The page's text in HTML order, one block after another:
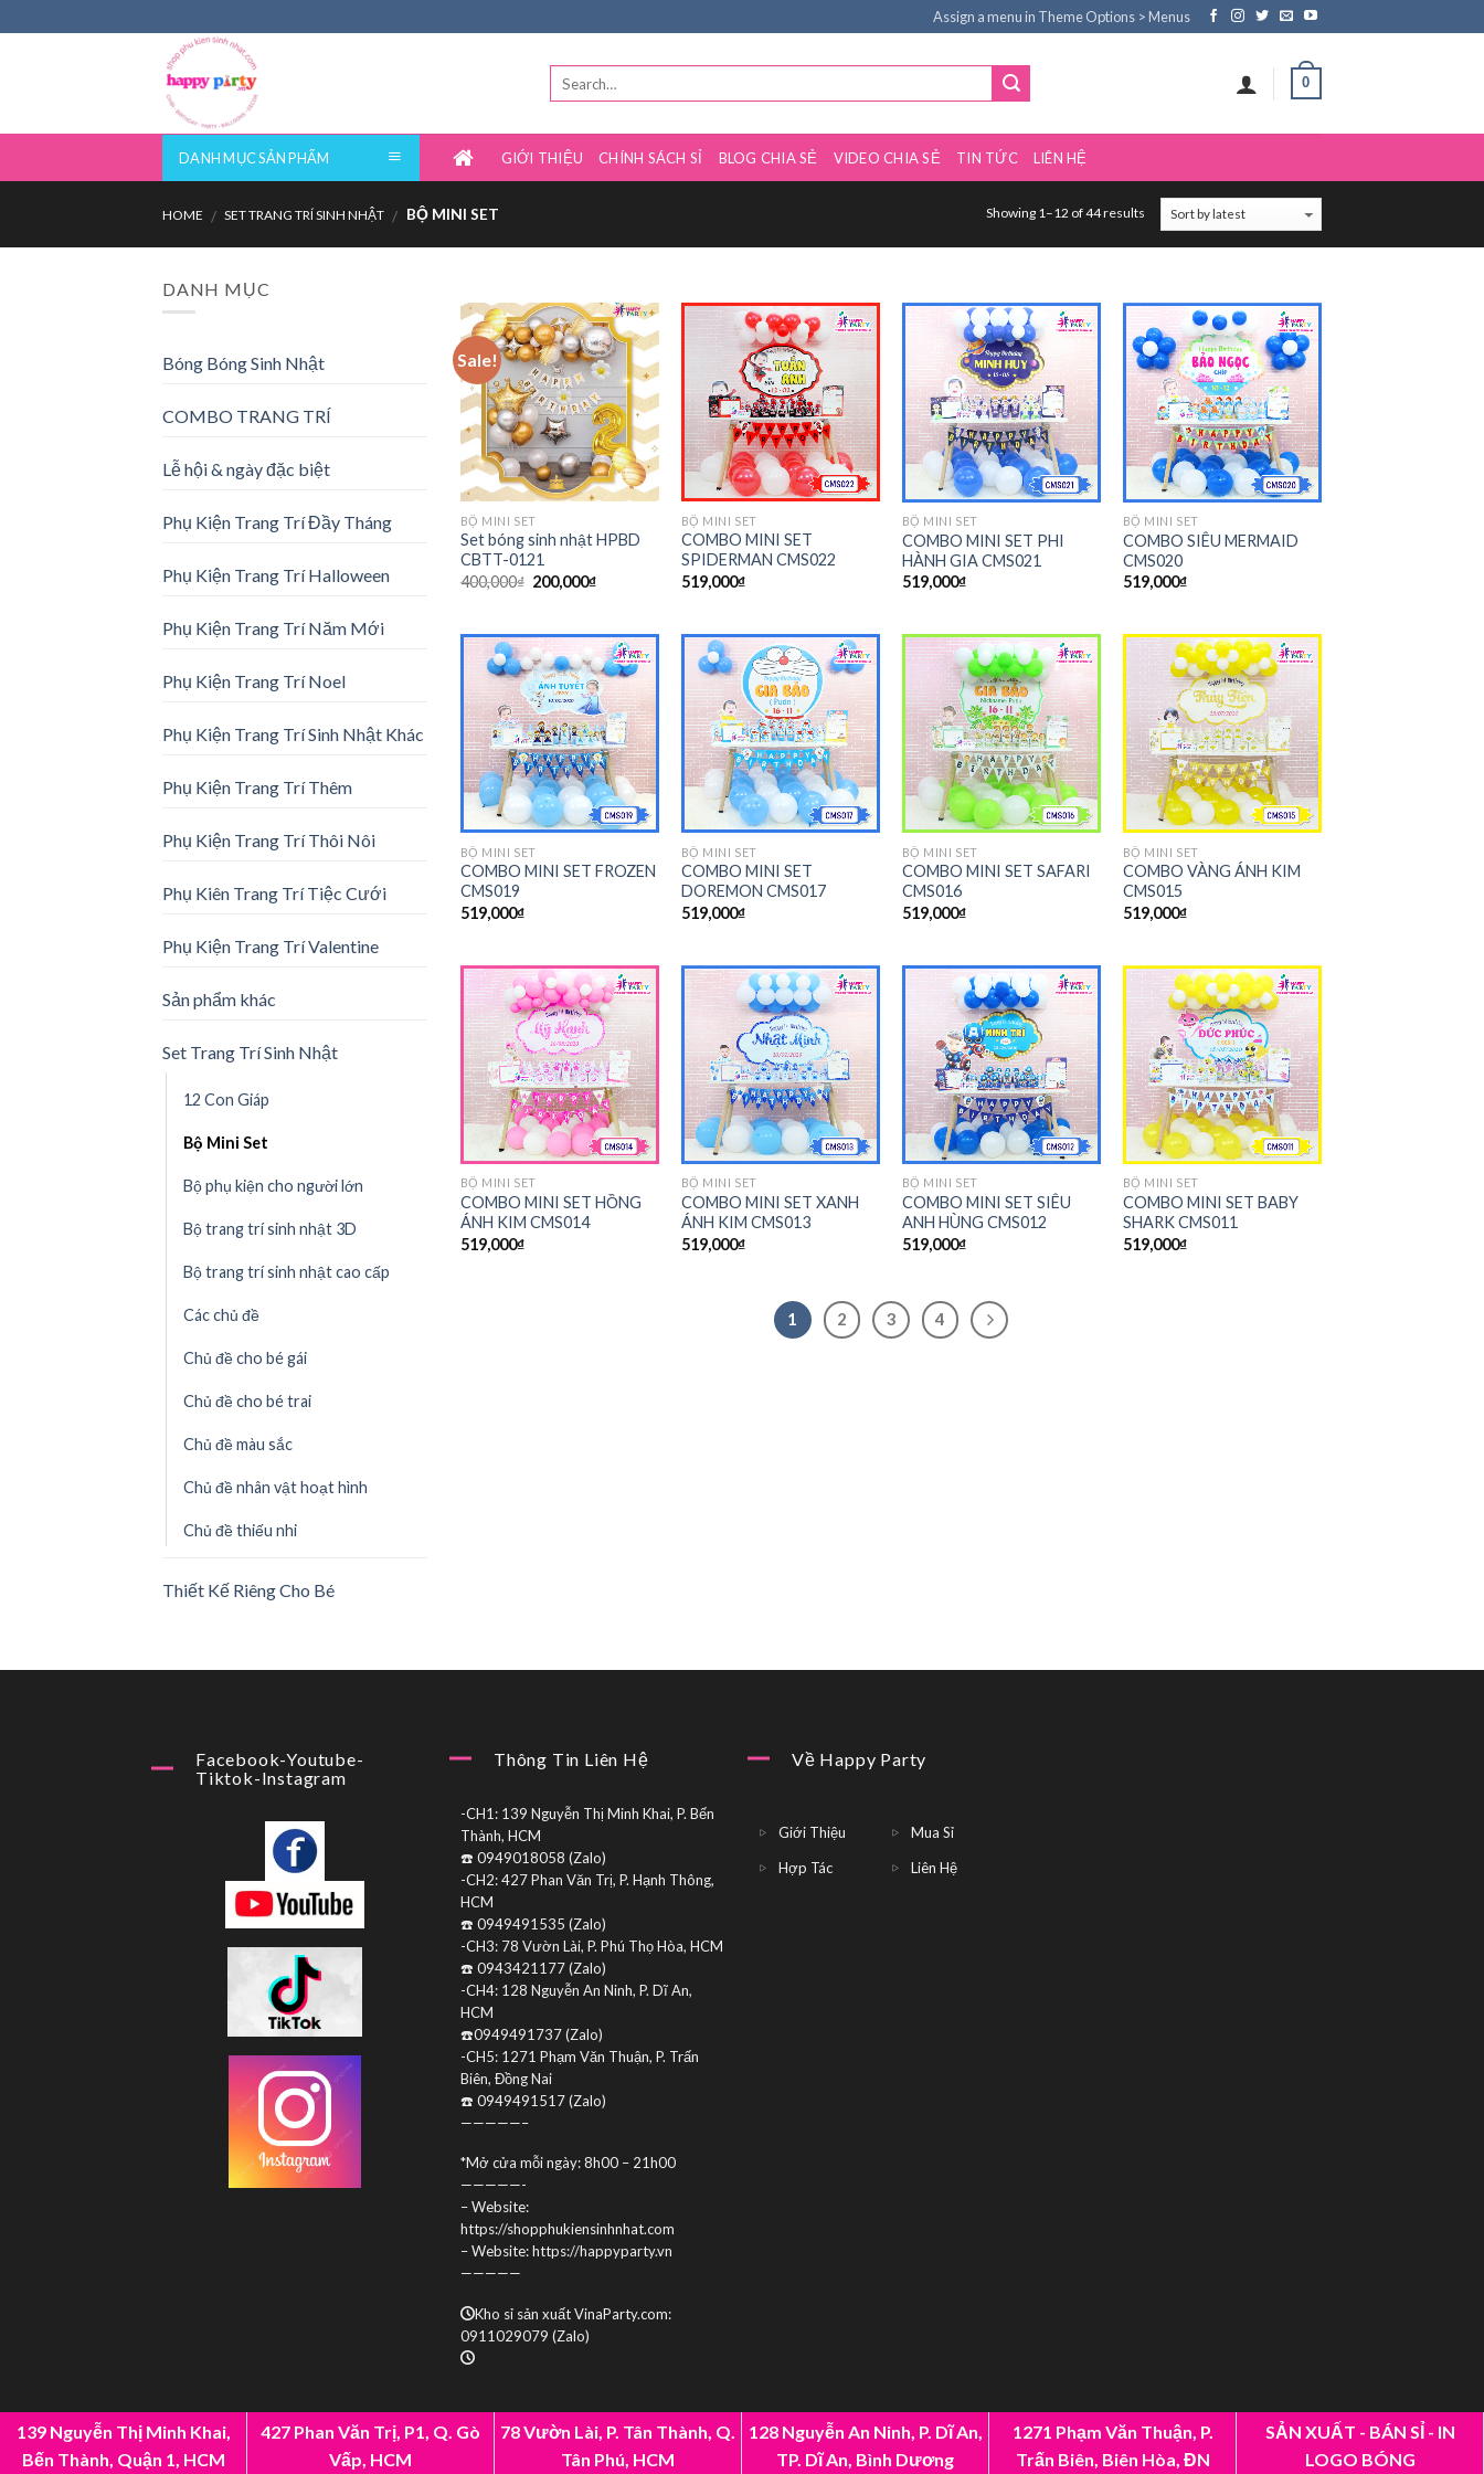
Assign a menu in Theme Options > Menus
0
DANH MỤC SẢN PHẨM GIỚI THIỆU CHÍNH SÁCH SỈ BLOG CHIA SẺ VIDEO CHIA SẺ TIN TỨC LIÊN HỆ
HOME / SET TRANG TRÍ SINH NHẬT / BỘ MINI SET Showing 1–12 of 44 results
DANH MỤC
Bóng Bóng Sinh Nhật
COMBO TRANG TRÍ
Lễ hội & ngày đặc biệt
Phụ Kiện Trang Trí Đầy Tháng
Phụ Kiện Trang Trí Halloween
Phụ Kiện Trang Trí Năm Mới
Phụ Kiện Trang Trí Noel
Phụ Kiện Trang Trí Sinh Nhật Khác
Phụ Kiện Trang Trí Thêm
Phụ Kiện Trang Trí Thôi Nôi
Phụ Kiên Trang Trí Tiệc Cưới
Phụ Kiện Trang Trí Valentine
Sản phẩm khác
Set Trang Trí Sinh Nhật
12 Con Giáp
Bộ Mini Set
Bộ phụ kiện cho người lớn
Bộ trang trí sinh nhật 3D
Bộ trang trí sinh nhật cao cấp
Các chủ đề
Chủ đề cho bé gái
Chủ đề cho bé trai
Chủ đề màu sắc
Chủ đề nhân vật hoạt hình
Chủ đề thiếu nhi
Thiết Kế Riêng Cho Bé
Sale!
BỘ MINI SET
Set bóng sinh nhật HPBD
CBTT-0121
400,000₫ 200,000₫
BỘ MINI SET
COMBO MINI SET
SPIDERMAN CMS022
519,000₫
BỘ MINI SET
COMBO MINI SET PHI
HÀNH GIA CMS021
519,000₫
BỘ MINI SET
COMBO SIÊU MERMAID
CMS020
519,000₫
BỘ MINI SET
COMBO MINI SET FROZEN
CMS019
519,000₫
BỘ MINI SET
COMBO MINI SET
DOREMON CMS017
519,000₫
BỘ MINI SET
COMBO MINI SET SAFARI
CMS016
519,000₫
BỘ MINI SET
COMBO VÀNG ÁNH KIM
CMS015
519,000₫
BỘ MINI SET
COMBO MINI SET HỒNG
ÁNH KIM CMS014
519,000₫
BỘ MINI SET
COMBO MINI SET XANH
ÁNH KIM CMS013
519,000₫
BỘ MINI SET
COMBO MINI SET SIÊU
ANH HÙNG CMS012
519,000₫
BỘ MINI SET
COMBO MINI SET BABY
SHARK CMS011
519,000₫
1 2 3 4
Facebook-Youtube-
Tiktok-Instagram
Thông Tin Liên Hệ
-CH1: 139 Nguyễn Thị Minh Khai, P. Bến
Thành, HCM
☎️ 0949018058 (Zalo)
-CH2: 427 Phan Văn Trị, P. Hạnh Thông,
HCM
☎️ 0949491535 (Zalo)
-CH3: 78 Vườn Lài, P. Phú Thọ Hòa, HCM
☎️ 0943421177 (Zalo)
-CH4: 128 Nguyễn An Ninh, P. Dĩ An,
HCM
☎️0949491737 (Zalo)
-CH5: 1271 Phạm Văn Thuận, P. Trấn
Biên, Đồng Nai
☎️ 0949491517 (Zalo)
—————–
*Mở cửa mỗi ngày: 8h00 – 21h00
—————-
– Website:
https://shopphukiensinhnhat.com
– Website: https://happyparty.vn
—————
Kho sỉ sản xuất VinaParty.com:
0911029079 (Zalo)
Về Happy Party
Giới Thiệu Mua Sỉ
Hợp Tác Liên Hệ
139 Nguyễn Thị Minh Khai,
Bến Thành, Quận 1, HCM
427 Phan Văn Trị, P1, Q. Gò
Vấp, HCM
78 Vườn Lài, P. Tân Thành, Q.
Tân Phú, HCM
128 Nguyễn An Ninh, P. Dĩ An,
TP. Dĩ An, Bình Dương
1271 Phạm Văn Thuận, P.
Trấn Biên, Biên Hòa, ĐN
SẢN XUẤT - BÁN SỈ - IN
LOGO BÓNG